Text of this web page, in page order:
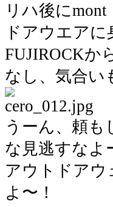
リハ後に
ドアウエアに
FUJIROCKか
なし、気合い
うーん、頼
な見逃すなよ
アウトドアウ
よ〜！